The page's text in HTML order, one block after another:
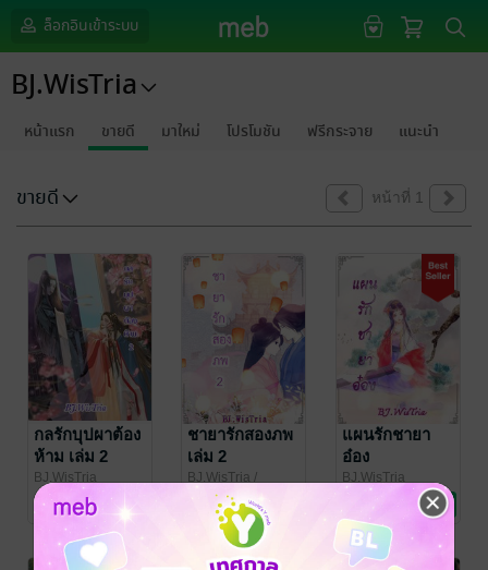
ล็อกอินเข้าระบบ
BJ.WisTria
หน้าแรก ขายดี มาใหม่ โปรโมชัน ฟรีกระจาย แนะนำ
ขายดี หน้าที่ 1
กลรักบุปผาต้อง
ห้าม เล่ม 2
BJ.WisTria
นิยายรักจีนโบราณ
No Rating
ชายารักสองภพ
เล่ม 2
ฺฺBJ.WisTria /
BJ.WisTria
นิยายโรมานซ์
2 Rating
แผนรักชายา
อ๋อง
BJ.WisTria
นิยายรักจีนโบราณ
4 Rating